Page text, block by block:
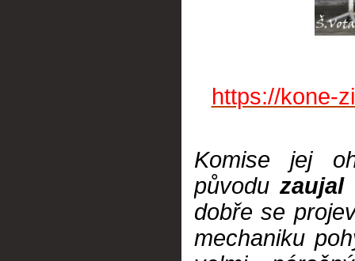
https://kone-
Komise jej
původuzaujal
dobře se
mechaniku